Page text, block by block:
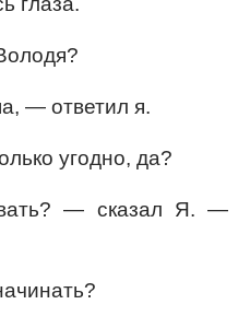
— ответил я.
угодно, да?
— сказал Я. —